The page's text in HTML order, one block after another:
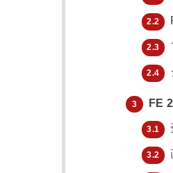
2.2
2.3
2.4
3 FE
3.1
3.2